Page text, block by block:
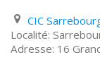
CIC
16